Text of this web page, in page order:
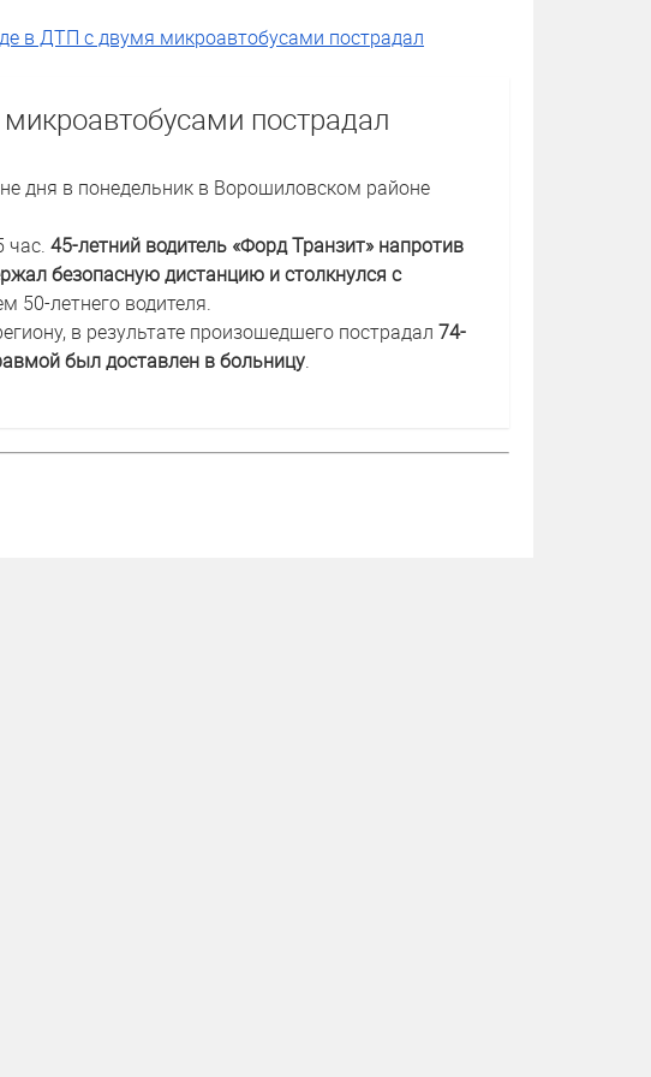
в ДТП с двумя микроавтобусами пострадал
пострадал
дня в понедельник в Ворошиловском районе
час. 45-летний водитель «Форд Транзит» напротив
безопасную дистанцию и столкнулся с
50-летнего водителя.
в результате произошедшего пострадал 74-
был доставлен в больницу.